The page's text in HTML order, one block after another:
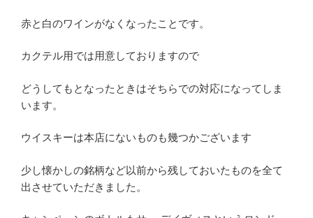
赤と白のワインがなくなったことです。
カクテル用では用意しておりますので
どうしてもとなったときはそちらでの対応になってしま
います。
ウイスキーは本店にないものも幾つかございます
少し懐かしの銘柄など以前から残しておいたものを全て
出させていただきました。